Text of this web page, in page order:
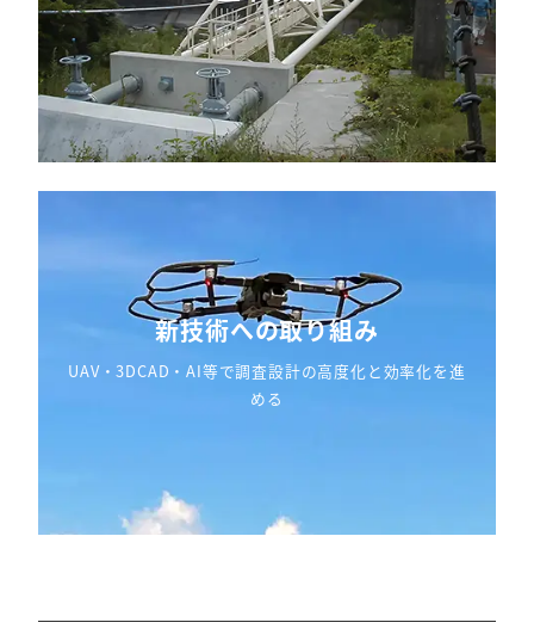
新技術への取り組み
UAV・3DCAD・AI等で調査設計の高度化と効率化を進
める